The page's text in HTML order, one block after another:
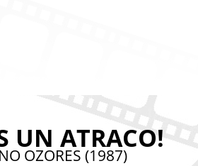
UN ATRACO!
OZORES (1987)